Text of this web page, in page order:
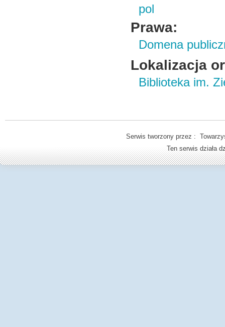
pol
Prawa:
Domena
Lokalizacja
Biblioteka im.
Serwis tworzony przez :
Ten serwis działa